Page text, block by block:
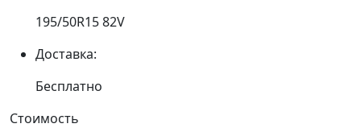
195/50R15 82V
Доставка:
Бесплатно
Стоимость